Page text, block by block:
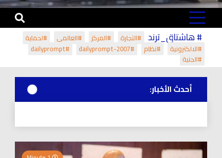
# هاشتاق_ترند #التجارة #المركز #العالمي
#لحماية
#الالكترونية
#نظام #dailyprompt-2007
#dailyprompt
#الجنية
أحدث الأخبار: